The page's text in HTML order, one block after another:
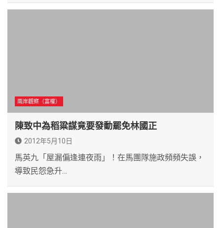
兩岸觀察（富權）
陳致中為稻粱謀竟要發動罷免林國正
2012年5月10日
馬英九「屋漏偏逢連夜雨」！在馬團隊施政頻頻失誤，
導致民怨急升…